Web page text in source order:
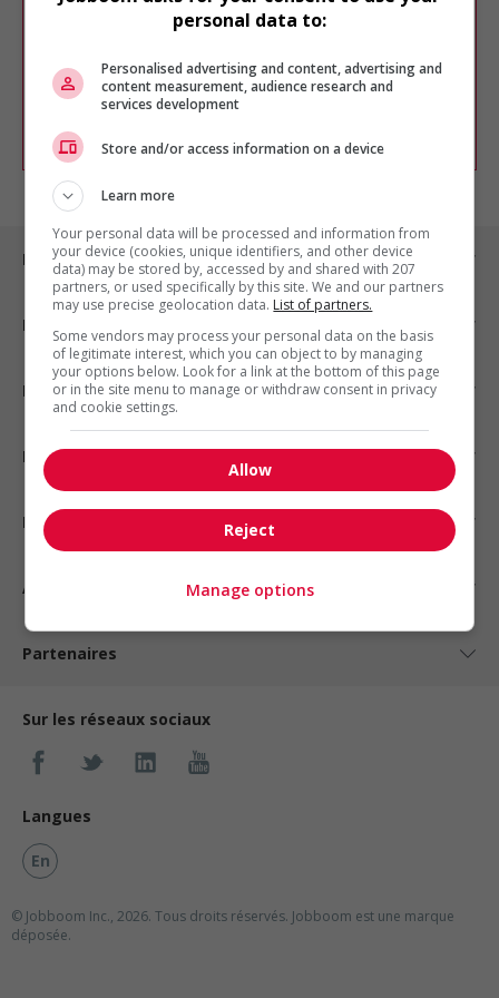
Veuillez faire une nouvelle recherche.
outils pour raffiner votre recherche, ou
chercher un poste selon votre profil
d'intérêt en emploi en vous
Emplois par ville
Emplois par secteur
Emplois par statut
Emplois par type
Nos suggestions
À propos
Partenaires
Sur les réseaux sociaux
Langues
En
© Jobboom Inc., 2026. Tous droits réservés. Jobboom est une marque
déposée.
personal data to:
Personalised advertising and content, advertising and
content measurement, audience research and
services development
Store and/or access information on a device
Learn more
Your personal data will be processed and information from
your device (cookies, unique identifiers, and other device
data) may be stored by, accessed by and shared with 207
partners, or used specifically by this site. We and our partners
may use precise geolocation data. List of partners.
Some vendors may process your personal data on the basis
of legitimate interest, which you can object to by managing
your options below. Look for a link at the bottom of this page
or in the site menu to manage or withdraw consent in privacy
and cookie settings.
Allow
Reject
Manage options